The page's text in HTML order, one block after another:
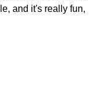
and it's really fun,